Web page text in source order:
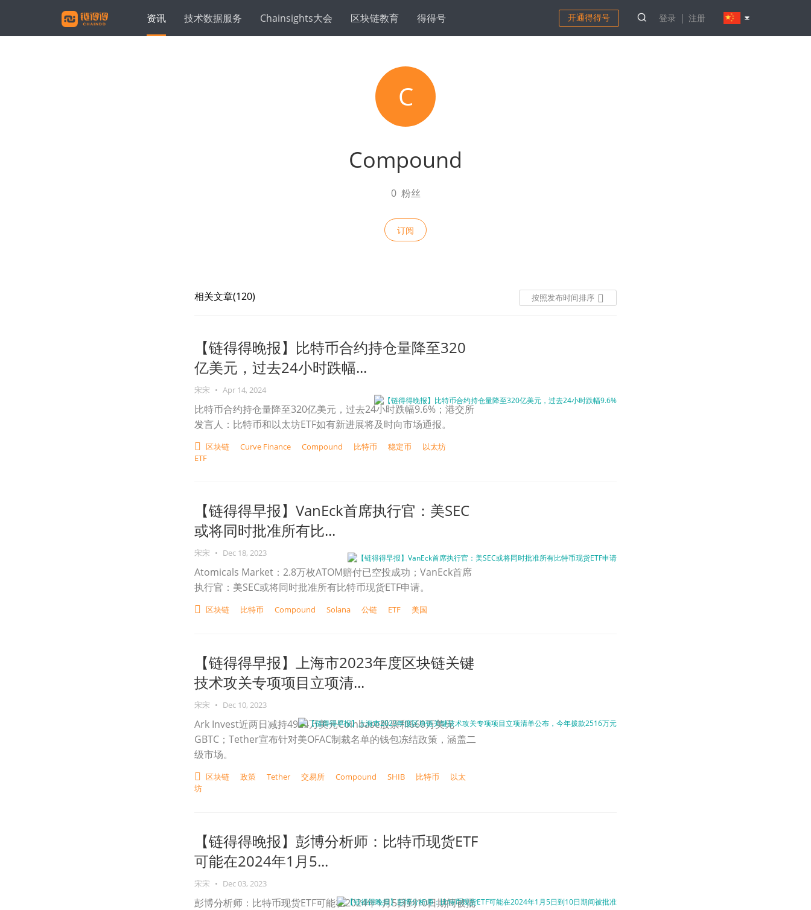
资讯 技术数据服务 Chainsights大会 区块链教育 得得号 开通得得号 登录 注册
C
Compound
0粉丝
订阅
按照发布时间排序
按照发布时间排序
相关文章(120)
【链得得晚报】比特币合约持仓量降至320
亿美元，过去24小时跌幅...
宋宋 • Apr 14, 2024
比特币合约持仓量降至320亿美元，过去24小时跌幅9.6%；港交所
发言人：比特币和以太坊ETF如有新进展将及时向市场通报。
区块链 Curve Finance Compound 比特币 稳定币
以太坊
ETF
【链得得早报】VanEck首席执行官：美SEC
或将同时批准所有比...
宋宋 • Dec 18, 2023
Atomicals Market：2.8万枚ATOM赔付已空投成功；VanEck首席
执行官：美SEC或将同时批准所有比特币现货ETF申请。
区块链 比特币 Compound Solana 公链 ETF 美国
【链得得早报】上海市2023年度区块链关键
技术攻关专项项目立项清...
宋宋 • Dec 10, 2023
Ark Invest近两日减持4924万美元Coinbase股票和660万美元
GBTC；Tether宣布针对美OFAC制裁名单的钱包冻结政策，涵盖二
级市场。
区块链 政策 Tether 交易所 Compound SHIB 比特币
以太
坊
【链得得晚报】彭博分析师：比特币现货ETF
可能在2024年1月5...
宋宋 • Dec 03, 2023
彭博分析师：比特币现货ETF可能在2024年1月5日到10日期间被批